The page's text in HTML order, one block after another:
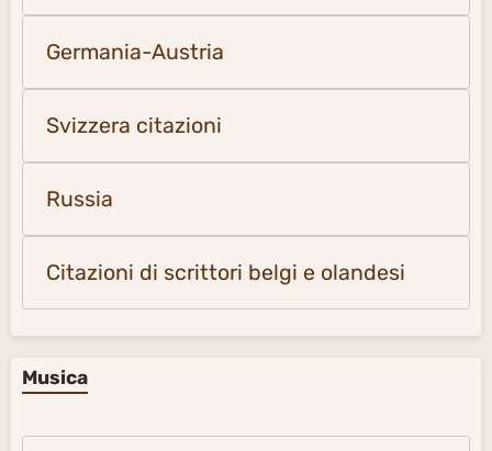
Germania-Austria
Svizzera citazioni
Russia
Citazioni di scrittori belgi e olandesi
Musica